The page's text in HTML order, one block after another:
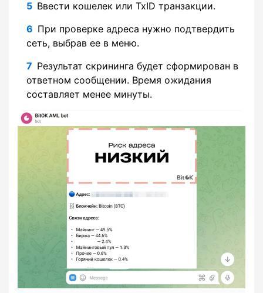
Ввести кошелек или TxID транзакции.
При проверке адреса нужно подтвердить
сеть, выбрав ее в меню.
Результат скрининга будет сформирован в
ответном сообщении. Время ожидания
составляет менее минуты.